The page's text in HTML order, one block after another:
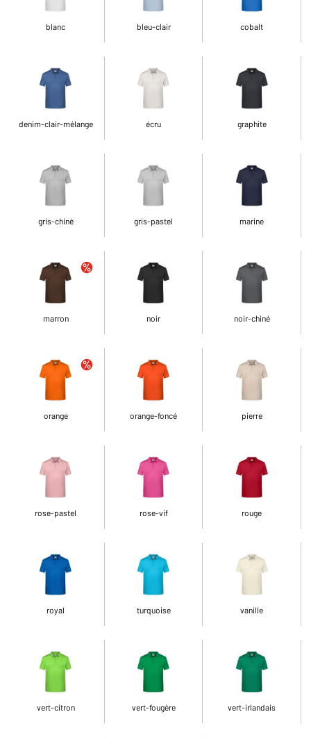
blanc bleu-clair cobalt
denim-clair-mélange écru graphite
gris-chiné gris-pastel marine
marron noir noir-chiné
orange orange-foncé pierre
rose-pastel rose-vif rouge
royal turquoise vanille
vert-citron vert-fougère vert-irlandais